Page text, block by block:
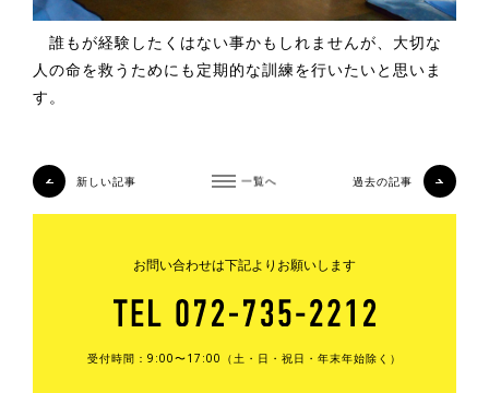
誰もが経験したくはない事かもしれませんが、大切な
人の命を救うためにも定期的な訓練を行いたいと思いま
す。
一覧へ
新しい記事 過去の記事
お問い合わせは下記よりお願いします
受付時間：9:00〜17:00（土・日・祝日・年末年始除く）